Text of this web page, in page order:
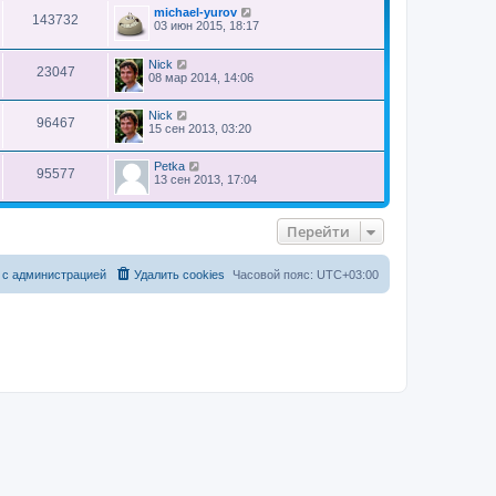
к
о
л
д
у
о
б
ю
143732
michael-yurov
03 июн 2015, 18:17
23047
Nick
08 мар 2014, 14:06
96467
Nick
15 сен 2013, 03:20
95577
Petka
13 сен 2013, 17:04
Перейти
Часовой пояс: UTC+03:00
Удалить cookies
администрацией